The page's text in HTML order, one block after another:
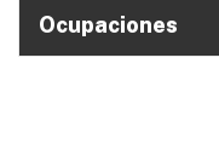
Ocupaciones